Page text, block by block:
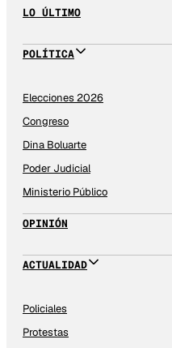
LO ÚLTIMO
POLÍTICA
Elecciones 2026
Congreso
Dina Boluarte
Poder Judicial
Ministerio Público
OPINIÓN
ACTUALIDAD
Policiales
Protestas